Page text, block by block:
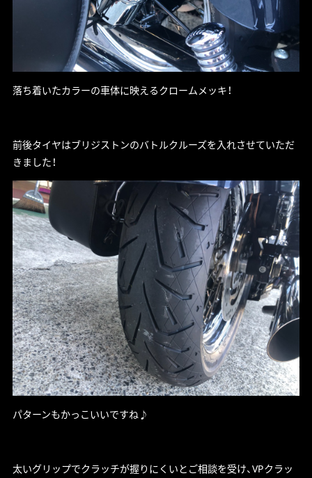
落ち着いたカラーの車体に映えるクロームメッキ！
前後タイヤはブリジストンのバトルクルーズを入れさせていただ
きました！
パターンもかっこいいですね♪
太いグリップでクラッチが握りにくいとご相談を受け、VPクラッ